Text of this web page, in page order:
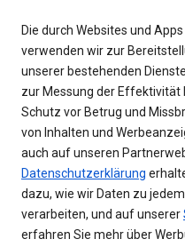
Die durch Websites und
verwenden wir zur
unserer bestehenden
zur Messung der
Schutz vor Betrug und
von Inhalten und
auch auf unseren
Datenschutzerklärung
dazu, wie wir Daten zu
verarbeiten, und auf unserer
erfahren Sie mehr über